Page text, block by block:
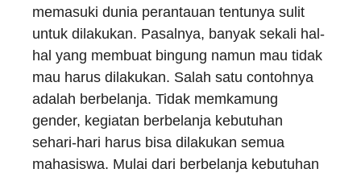
memasuki dunia perantauan tentunya sulit
untuk dilakukan. Pasalnya, banyak sekali hal-
hal yang membuat bingung namun mau tidak
mau harus dilakukan. Salah satu contohnya
adalah berbelanja. Tidak memkamung
gender, kegiatan berbelanja kebutuhan
sehari-hari harus bisa dilakukan semua
mahasiswa. Mulai dari berbelanja kebutuhan